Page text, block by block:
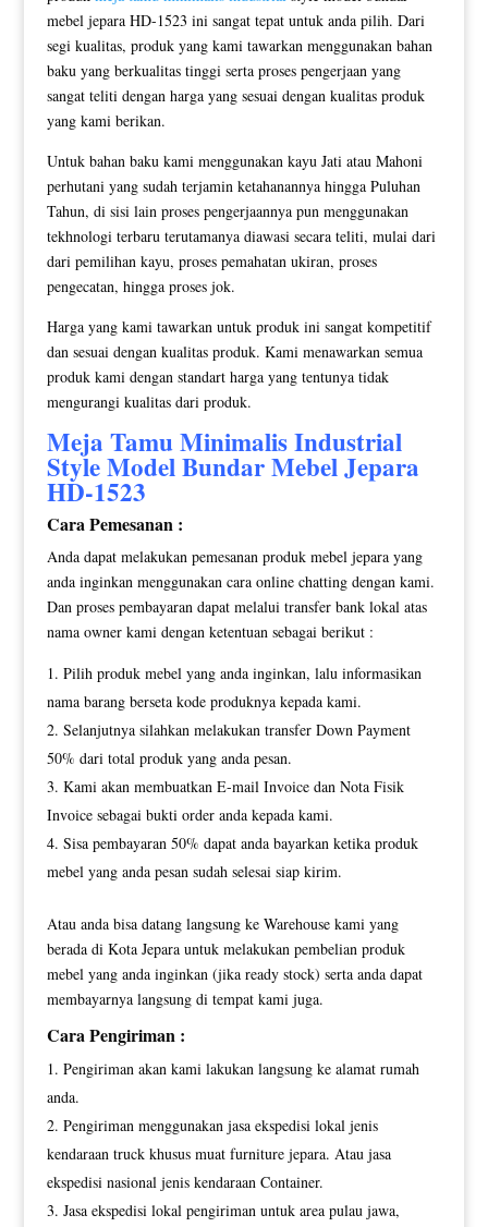
mebel jepara HD-1523 ini sangat tepat untuk anda pilih. Dari
segi kualitas, produk yang kami tawarkan menggunakan bahan
baku yang berkualitas tinggi serta proses pengerjaan yang
sangat teliti dengan harga yang sesuai dengan kualitas produk
yang kami berikan.
Untuk bahan baku kami menggunakan kayu Jati atau Mahoni
perhutani yang sudah terjamin ketahanannya hingga Puluhan
Tahun, di sisi lain proses pengerjaannya pun menggunakan
tekhnologi terbaru terutamanya diawasi secara teliti, mulai dari
dari pemilihan kayu, proses pemahatan ukiran, proses
pengecatan, hingga proses jok.
Harga yang kami tawarkan untuk produk ini sangat kompetitif
dan sesuai dengan kualitas produk. Kami menawarkan semua
produk kami dengan standart harga yang tentunya tidak
mengurangi kualitas dari produk.
Meja Tamu Minimalis Industrial
Style Model Bundar Mebel Jepara
HD-1523
Cara Pemesanan :
Anda dapat melakukan pemesanan produk mebel jepara yang
anda inginkan menggunakan cara online chatting dengan kami.
Dan proses pembayaran dapat melalui transfer bank lokal atas
nama owner kami dengan ketentuan sebagai berikut :
Pilih produk mebel yang anda inginkan, lalu informasikan
nama barang berseta kode produknya kepada kami.
Selanjutnya silahkan melakukan transfer Down Payment
50% dari total produk yang anda pesan.
Kami akan membuatkan E-mail Invoice dan Nota Fisik
Invoice sebagai bukti order anda kepada kami.
Sisa pembayaran 50% dapat anda bayarkan ketika produk
mebel yang anda pesan sudah selesai siap kirim.
Atau anda bisa datang langsung ke Warehouse kami yang
berada di Kota Jepara untuk melakukan pembelian produk
mebel yang anda inginkan (jika ready stock) serta anda dapat
membayarnya langsung di tempat kami juga.
Cara Pengiriman :
Pengiriman akan kami lakukan langsung ke alamat rumah
anda.
Pengiriman menggunakan jasa ekspedisi lokal jenis
kendaraan truck khusus muat furniture jepara. Atau jasa
ekspedisi nasional jenis kendaraan Container.
Jasa ekspedisi lokal pengiriman untuk area pulau jawa,